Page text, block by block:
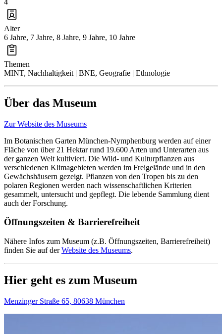
Alter
6 Jahre, 7 Jahre, 8 Jahre, 9 Jahre, 10 Jahre
Themen
MINT, Nachhaltigkeit | BNE, Geografie | Ethnologie
Über das Museum
Zur Website des Museums
Im Botanischen Garten München-Nymphenburg werden auf einer
Fläche von über 21 Hektar rund 19.600 Arten und Unterarten aus
der ganzen Welt kultiviert. Die Wild- und Kulturpflanzen aus
verschiedenen Klimagebieten werden im Freigelände und in den
Gewächshäusern gezeigt. Pflanzen von den Tropen bis zu den
polaren Regionen werden nach wissenschaftlichen Kriterien
gesammelt, untersucht und gepflegt. Die lebende Sammlung dient
auch der Forschung.
Öffnungszeiten & Barrierefreiheit
Nähere Infos zum Museum (z.B. Öffnungszeiten, Barrierefreiheit)
finden Sie auf derWebsite des Museums.
Hier geht es zum Museum
Menzinger Straße 65, 80638 München